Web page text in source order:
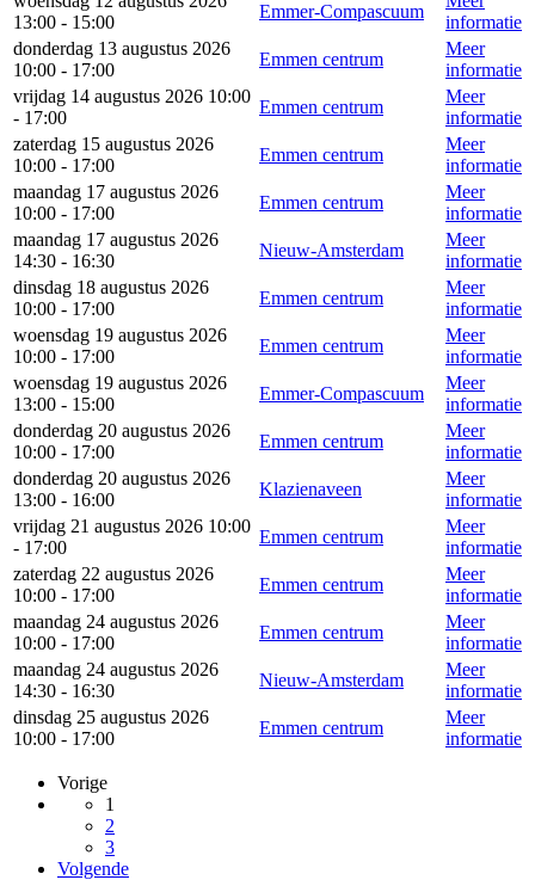
13:00 - 15:00
Emmer-Compascuum
informatie
donderdag 13 augustus 2026
10:00 - 17:00
Emmen centrum
Meer
informatie
vrijdag 14 augustus 2026 10:00
- 17:00
Emmen centrum
Meer
informatie
zaterdag 15 augustus 2026
10:00 - 17:00
Emmen centrum
Meer
informatie
maandag 17 augustus 2026
10:00 - 17:00
Emmen centrum
Meer
informatie
maandag 17 augustus 2026
14:30 - 16:30
Nieuw-Amsterdam
Meer
informatie
dinsdag 18 augustus 2026
10:00 - 17:00
Emmen centrum
Meer
informatie
woensdag 19 augustus 2026
10:00 - 17:00
Emmen centrum
Meer
informatie
woensdag 19 augustus 2026
13:00 - 15:00
Emmer-Compascuum
Meer
informatie
donderdag 20 augustus 2026
10:00 - 17:00
Emmen centrum
Meer
informatie
donderdag 20 augustus 2026
13:00 - 16:00
Klazienaveen
Meer
informatie
vrijdag 21 augustus 2026 10:00
- 17:00
Emmen centrum
Meer
informatie
zaterdag 22 augustus 2026
10:00 - 17:00
Emmen centrum
Meer
informatie
maandag 24 augustus 2026
10:00 - 17:00
Emmen centrum
Meer
informatie
maandag 24 augustus 2026
14:30 - 16:30
Nieuw-Amsterdam
Meer
informatie
dinsdag 25 augustus 2026
10:00 - 17:00
Emmen centrum
Meer
informatie
Vorige
1
2
3
Volgende